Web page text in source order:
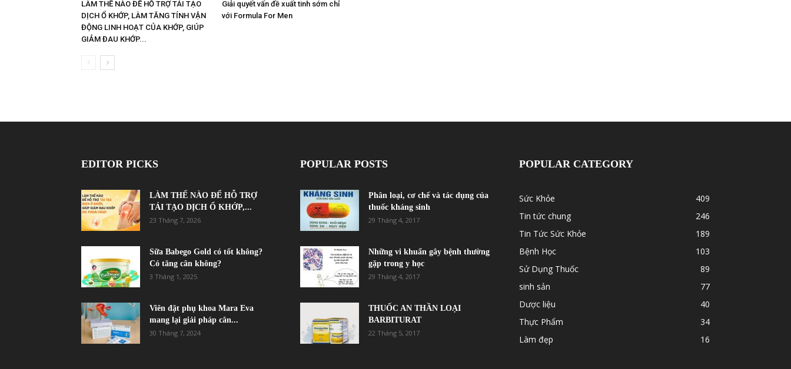
LÀM THẾ NÀO ĐỂ HỖ TRỢ TÁI TẠO
DỊCH Ổ KHỚP, LÀM TĂNG TÍNH VẬN
ĐỘNG LINH HOẠT CỦA KHỚP, GIÚP
GIẢM ĐAU KHỚP...
Giải quyết vấn đề xuất tinh sớm chỉ
với Formula For Men
EDITOR PICKS
LÀM THẾ NÀO ĐỂ HỖ TRỢ
TÁI TẠO DỊCH Ổ KHỚP,...
23 Tháng 7, 2026
Sữa Babego Gold có tốt không?
Có tăng cân không?
3 Tháng 1, 2025
Viên đặt phụ khoa Mara Eva
mang lại giải pháp cân...
30 Tháng 7, 2024
POPULAR POSTS
Phân loại, cơ chế và tác dụng của
thuốc kháng sinh
29 Tháng 4, 2017
Những vi khuẩn gây bệnh thường
gặp trong y học
29 Tháng 4, 2017
THUỐC AN THẦN LOẠI
BARBITURAT
22 Tháng 5, 2017
POPULAR CATEGORY
Sức Khỏe
409
Tin tức chung
246
Tin Tức Sức Khỏe
189
Bệnh Học
103
Sử Dụng Thuốc
89
sinh sản
77
Dược liệu
40
Thực Phẩm
34
Làm đẹp
16